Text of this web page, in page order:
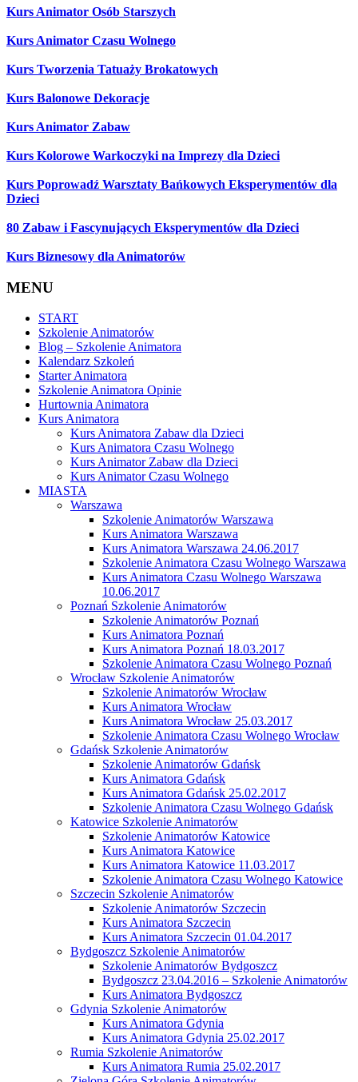
Kurs Animator Osób Starszych
Kurs Animator Czasu Wolnego
Kurs Tworzenia Tatuaży Brokatowych
Kurs Balonowe Dekoracje
Kurs Animator Zabaw
Kurs Kolorowe Warkoczyki na Imprezy dla Dzieci
Kurs Poprowadź Warsztaty Bańkowych Eksperymentów dla
Dzieci
80 Zabaw i Fascynujących Eksperymentów dla Dzieci
Kurs Biznesowy dla Animatorów
MENU
START
Szkolenie Animatorów
Blog – Szkolenie Animatora
Kalendarz Szkoleń
Starter Animatora
Szkolenie Animatora Opinie
Hurtownia Animatora
Kurs Animatora
Kurs Animatora Zabaw dla Dzieci
Kurs Animatora Czasu Wolnego
Kurs Animator Zabaw dla Dzieci
Kurs Animator Czasu Wolnego
MIASTA
Warszawa
Szkolenie Animatorów Warszawa
Kurs Animatora Warszawa
Kurs Animatora Warszawa 24.06.2017
Szkolenie Animatora Czasu Wolnego Warszawa
Kurs Animatora Czasu Wolnego Warszawa
10.06.2017
Poznań Szkolenie Animatorów
Szkolenie Animatorów Poznań
Kurs Animatora Poznań
Kurs Animatora Poznań 18.03.2017
Szkolenie Animatora Czasu Wolnego Poznań
Wrocław Szkolenie Animatorów
Szkolenie Animatorów Wrocław
Kurs Animatora Wrocław
Kurs Animatora Wrocław 25.03.2017
Szkolenie Animatora Czasu Wolnego Wrocław
Gdańsk Szkolenie Animatorów
Szkolenie Animatorów Gdańsk
Kurs Animatora Gdańsk
Kurs Animatora Gdańsk 25.02.2017
Szkolenie Animatora Czasu Wolnego Gdańsk
Katowice Szkolenie Animatorów
Szkolenie Animatorów Katowice
Kurs Animatora Katowice
Kurs Animatora Katowice 11.03.2017
Szkolenie Animatora Czasu Wolnego Katowice
Szczecin Szkolenie Animatorów
Szkolenie Animatorów Szczecin
Kurs Animatora Szczecin
Kurs Animatora Szczecin 01.04.2017
Bydgoszcz Szkolenie Animatorów
Szkolenie Animatorów Bydgoszcz
Bydgoszcz 23.04.2016 – Szkolenie Animatorów
Kurs Animatora Bydgoszcz
Gdynia Szkolenie Animatorów
Kurs Animatora Gdynia
Kurs Animatora Gdynia 25.02.2017
Rumia Szkolenie Animatorów
Kurs Animatora Rumia 25.02.2017